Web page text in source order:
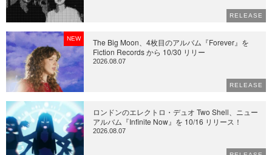
RELEASE
NEW
The Big Moon、4枚目のアルバム『Forever』を
Fiction Records から 10/30 リリー
2026.08.07
RELEASE
ロンドンのエレクトロ・デュオ Two Shell、ニュー
アルバム『Infinite Now』を 10/16 リリース！
2026.08.07